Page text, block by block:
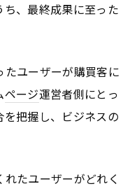
、最終成果に至った
たユーザーが購買客に
ページ運営者側にとっ
把握し、ビジネスの
れたユーザーがどれく